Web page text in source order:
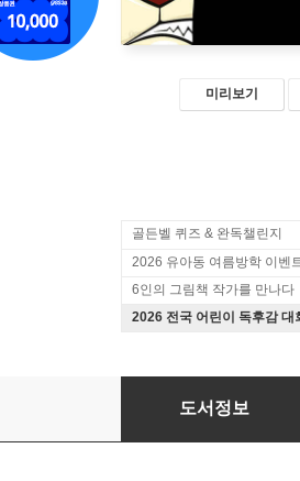
미리보기
골든벨 퀴즈 & 완독챌린지
2026 유아동 여름방학 이벤
6인의 그림책 작가를 만나다
2026 전국 어린이 독후감 대
지구환경구조대 우웩의
도서정보